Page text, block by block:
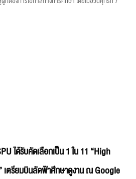
ได้รับคัดเลือกเป็น 1 ใน 11 “High
เตรียมบินลัดฟ้าศึกษาดูงาน ณ Google